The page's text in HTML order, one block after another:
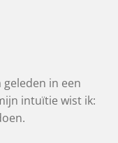
in een
intuïtie wist ik: